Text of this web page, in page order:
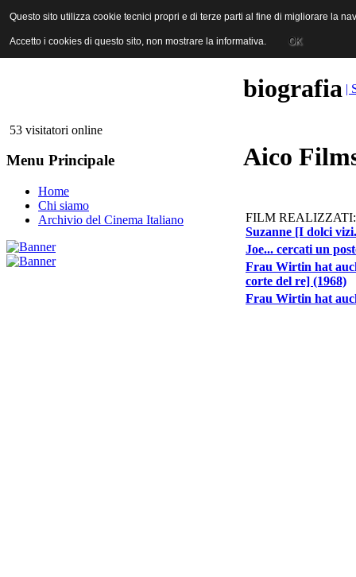
ANICA | Associazione Nazionale Industrie Cinematografiche
53 visitatori online
Menu Principale
Home
Chi siamo
Archivio del Cinema Italiano
biografia |
Aico
FILM REALIZZATI:
Suzanne [I dolci
Joe... cercati un
Frau Wirtin hat
corte del re] (1968)
Frau Wirtin hat
Questo sito utilizza cookie tecnici propri e di terze parti al fine di migliorare la
Accetto i cookies di questo sito, non mostrare la informativa. OK
Questo sito utilizza cookie tecnici propri e di terze parti al fine di migliorare la
Accetto i cookies di questo sito, non mostrare la informativa. OK